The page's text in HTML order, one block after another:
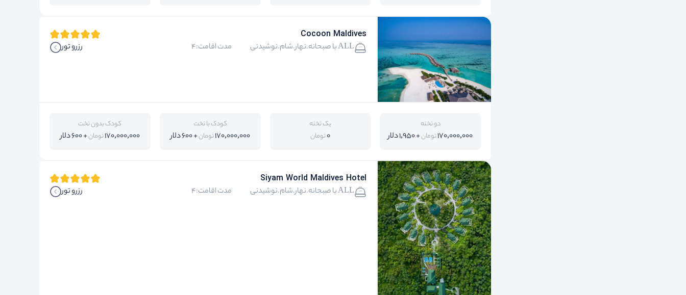
Cocoon Maldives
ALL با صبحانه.نهار.شام.نوشیدنی مدت اقامت:4 رزرو تور
دو تخته
170,000,000تومان+ 1,950 دلار
یک تخته
0تومان
کودک با تخت
170,000,000تومان+ 600 دلار
کودک بدون تخت
170,000,000تومان+ 600 دلار
Siyam World Maldives Hotel
ALL با صبحانه.نهار.شام.نوشیدنی مدت اقامت:4 رزرو تور